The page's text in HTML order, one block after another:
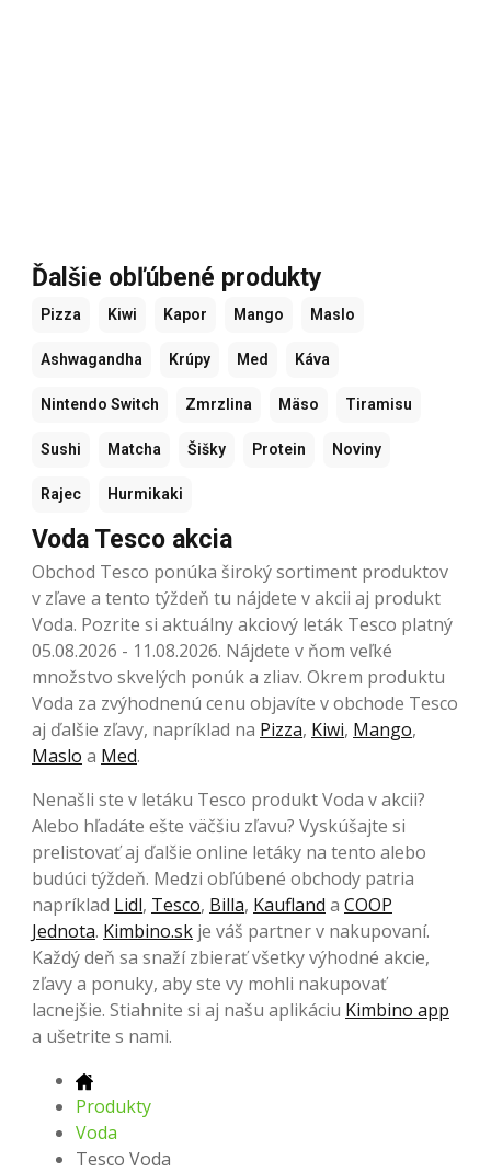
Ďalšie obľúbené produkty
Pizza Kiwi Kapor Mango Maslo
Ashwagandha Krúpy Med Káva
Nintendo Switch Zmrzlina Mäso Tiramisu
Sushi Matcha Šišky Protein Noviny
Rajec Hurmikaki
Voda Tesco akcia
Obchod Tesco ponúka široký sortiment produktov
v zľave a tento týždeň tu nájdete v akcii aj produkt
Voda. Pozrite si aktuálny akciový leták Tesco platný
05.08.2026 - 11.08.2026. Nájdete v ňom veľké
množstvo skvelých ponúk a zliav. Okrem produktu
Voda za zvýhodnenú cenu objavíte v obchode Tesco
aj ďalšie zľavy, napríklad na Pizza, Kiwi, Mango,
Maslo a Med.
Nenašli ste v letáku Tesco produkt Voda v akcii?
Alebo hľadáte ešte väčšiu zľavu? Vyskúšajte si
prelistovať aj ďalšie online letáky na tento alebo
budúci týždeň. Medzi obľúbené obchody patria
napríklad Lidl, Tesco, Billa, Kaufland a COOP
Jednota. Kimbino.sk je váš partner v nakupovaní.
Každý deň sa snaží zbierať všetky výhodné akcie,
zľavy a ponuky, aby ste vy mohli nakupovať
lacnejšie. Stiahnite si aj našu aplikáciu Kimbino app
a ušetrite s nami.
Produkty
Voda
Tesco Voda